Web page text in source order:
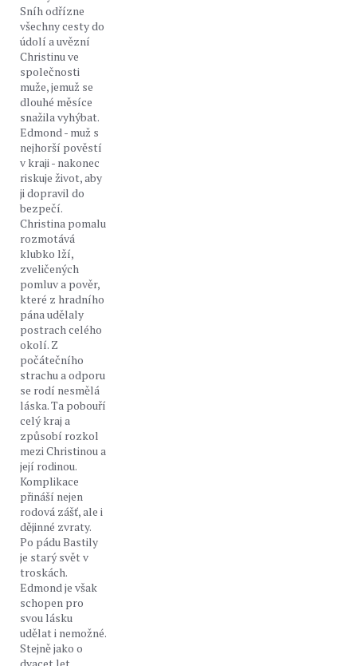
Sníh odřízne
všechny cesty do
údolí a uvězní
Christinu ve
společnosti
muže, jemuž se
dlouhé měsíce
snažila vyhýbat.
Edmond - muž s
nejhorší pověstí
v kraji - nakonec
riskuje život, aby
ji dopravil do
bezpečí.
Christina pomalu
rozmotává
klubko lží,
zveličených
pomluv a pověr,
které z hradního
pána udělaly
postrach celého
okolí. Z
počátečního
strachu a odporu
se rodí nesmělá
láska. Ta pobouří
celý kraj a
způsobí rozkol
mezi Christinou a
její rodinou.
Komplikace
přináší nejen
rodová zášť, ale i
dějinné zvraty.
Po pádu Bastily
je starý svět v
troskách.
Edmond je však
schopen pro
svou lásku
udělat i nemožné.
Stejně jako o